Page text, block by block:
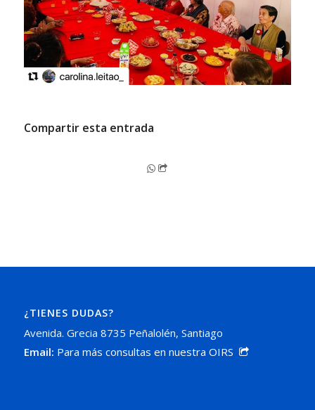
Compartir esta entrada
¿TIENES DUDAS?
Avenida. Grecia 8735 Peñalolén, Santiago
Email: Para más consultas en nuestra OIRS